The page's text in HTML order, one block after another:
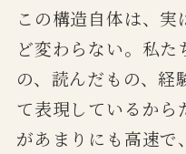
この構造自体は、
ど変わらない。私た
の、読んだもの、経
て表現しているから
があまりにも高速で